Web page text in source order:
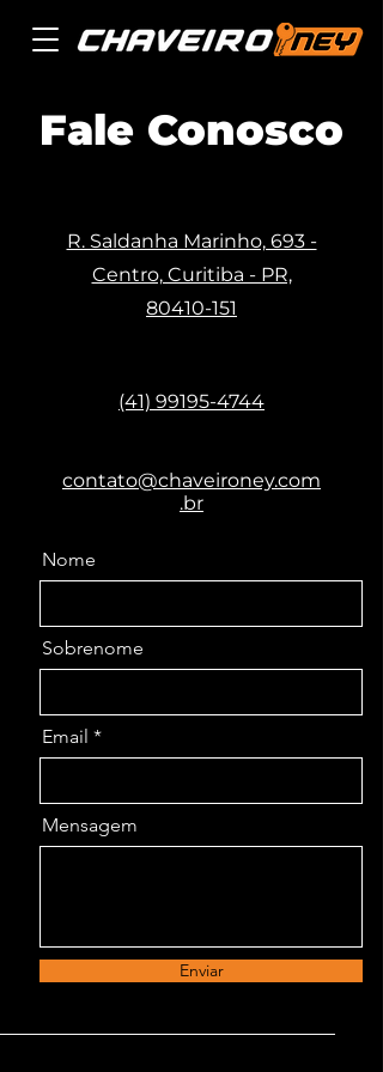
Fale Conosco
R. Saldanha Marinho, 693 -
Centro, Curitiba - PR,
80410-151
(41) 99195-4744
contato@chaveironey.com
.br
Nome
Sobrenome
Email
Mensagem
Enviar